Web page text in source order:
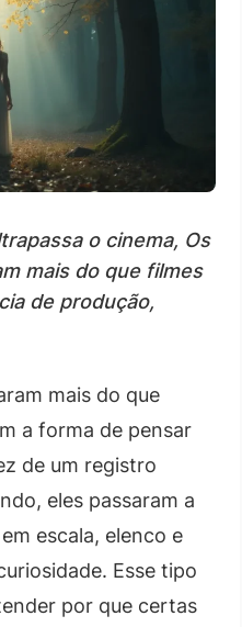
o cinema, Os
mais do que filmes
de produção,
mais do que
a forma de pensar
de um registro
eles passaram a
escala, elenco e
Esse tipo
por que certas